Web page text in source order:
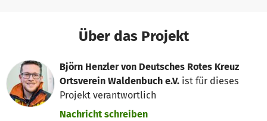
Über das Projekt
Björn Henzler von Deutsches Rotes Kreuz
Ortsverein Waldenbuch e.V. ist für dieses
Projekt verantwortlich
Nachricht schreiben